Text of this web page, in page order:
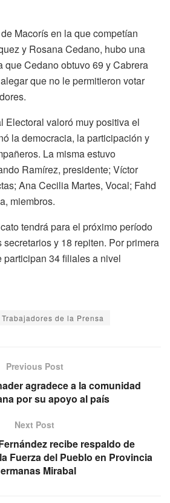
Macorís en la que competían
y Rosana Cedano, hubo una
que Cedano obtuvo 69 y Cabrera
que no le permitieron votar
Electoral valoró muy positiva el
la democracia, la participación y
La misma estuvo
Ramírez, presidente; Víctor
Ana Cecilia Martes, Vocal; Fahd
miembros.
tendrá para el próximo período
y 18 repiten. Por primera
participan 34 filiales a nivel
de la Prensa
Previous Post
agradece a la comunidad
por su apoyo al país
Next Post
recibe respaldo de
Fuerza del Pueblo en Provincia
Mirabal